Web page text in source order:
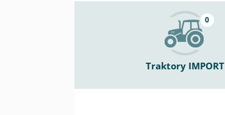
Traktory IMPORT
0